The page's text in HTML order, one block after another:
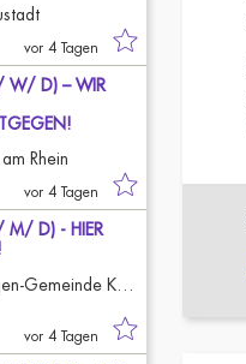
vor 4 Tagen
W/ D) – WIR
Rhein
vor 4 Tagen
M/ D) - HIER
vor 4 Tagen